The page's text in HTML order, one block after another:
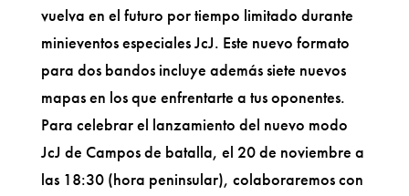
vuelva en el futuro por tiempo limitado durante
minieventos especiales JcJ. Este nuevo formato
para dos bandos incluye además siete nuevos
mapas en los que enfrentarte a tus oponentes.
Para celebrar el lanzamiento del nuevo modo
JcJ de Campos de batalla, el 20 de noviembre a
las 18:30 (hora peninsular), colaboraremos con